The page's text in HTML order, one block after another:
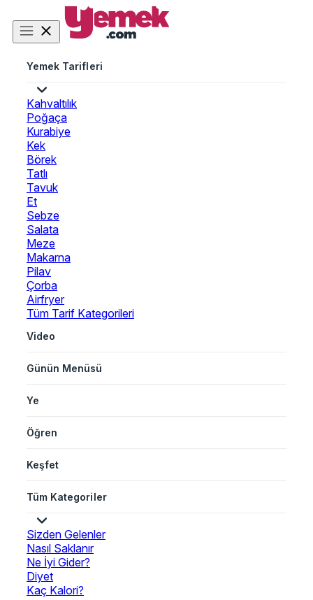
Yemek Tarifleri
Kahvaltılık
Poğaça
Kurabiye
Kek
Börek
Tatlı
Tavuk
Et
Sebze
Salata
Meze
Makarna
Pilav
Çorba
Airfryer
Tüm Tarif Kategorileri
Video
Günün Menüsü
Ye
Öğren
Keşfet
Tüm Kategoriler
Sizden Gelenler
Nasıl Saklanır
Ne İyi Gider?
Diyet
Kaç Kalori?